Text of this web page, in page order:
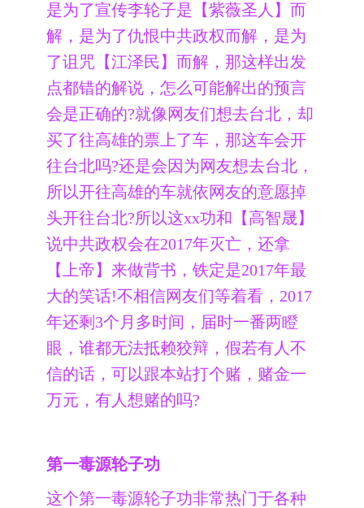
是为了宣传李轮子是【紫薇圣人】而
解，是为了仇恨中共政权而解，是为
了诅咒【江泽民】而解，那这样出发
点都错的解说，怎么可能解出的预言
会是正确的?就像网友们想去台北，却
买了往高雄的票上了车，那这车会开
往台北吗?还是会因为网友想去台北，
所以开往高雄的车就依网友的意愿掉
头开往台北?所以这xx功和【高智晟】
说中共政权会在2017年灭亡，还拿
【上帝】来做背书，铁定是2017年最
大的笑话!不相信网友们等着看，2017
年还剩3个月多时间，届时一番两瞪
眼，谁都无法抵赖狡辩，假若有人不
信的话，可以跟本站打个赌，赌金一
万元，有人想赌的吗?
第一毒源轮子功
这个第一毒源轮子功非常热门于各种